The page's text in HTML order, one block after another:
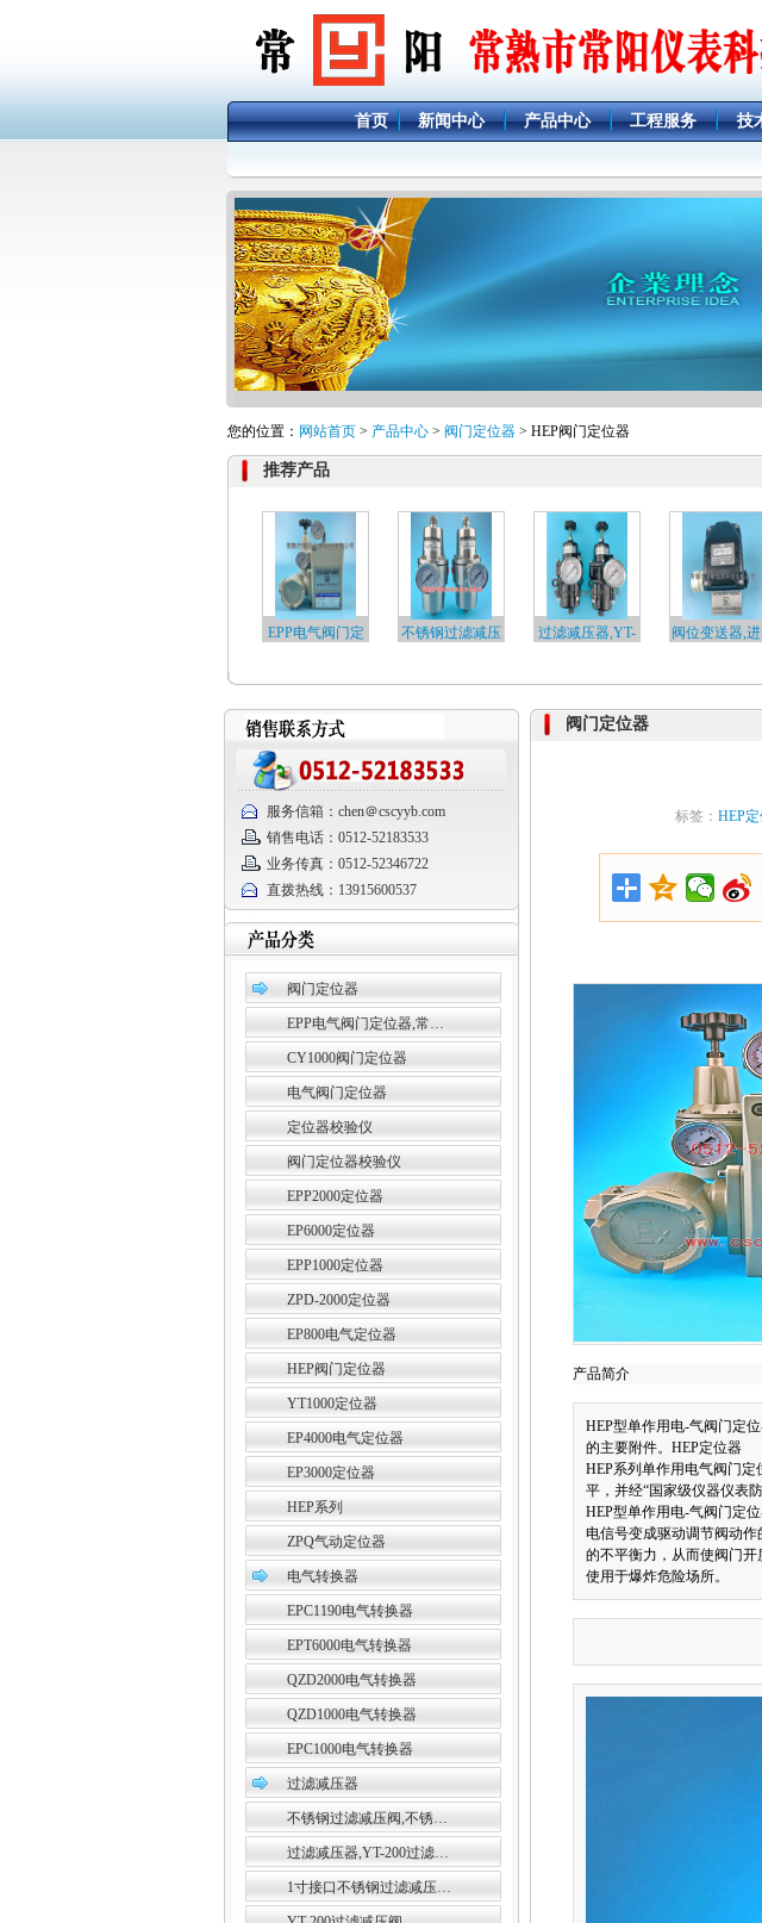
首页 新闻中心 产品中心 工程服务 技
您的位置： 网站首页> 产品中心> 阀门定位器> HEP阀门定位器
推荐产品
EPP电气阀门定
不锈钢过滤减压
过滤减压器,YT-
阀位变送器,进
服务信箱：chen＠cscyyb.com
销售电话：0512-52183533
业务传真：0512-52346722
直拨热线：13915600537
阀门定位器
EPP电气阀门定位器,常…
CY1000阀门定位器
电气阀门定位器
定位器校验仪
阀门定位器校验仪
EPP2000定位器
EP6000定位器
EPP1000定位器
ZPD-2000定位器
EP800电气定位器
HEP阀门定位器
YT1000定位器
EP4000电气定位器
EP3000定位器
HEP系列
ZPQ气动定位器
电气转换器
EPC1190电气转换器
EPT6000电气转换器
QZD2000电气转换器
QZD1000电气转换器
EPC1000电气转换器
过滤减压器
不锈钢过滤减压阀,不锈…
过滤减压器,YT-200过滤…
1寸接口不锈钢过滤减压…
阀门定位器
标签： HEP
产品简介
HEP型单作用电-气阀门定位
的主要附件。HEP定位器
HEP系列单作用电气阀门
平，并经“国家级仪器仪表
HEP型单作用电-气阀门定位
电信号变成驱动调节阀动
的不平衡力，从而使阀门
使用于爆炸危险场所。